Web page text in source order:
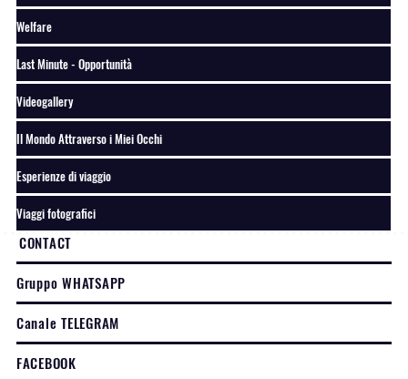
Welfare
Last Minute - Opportunità
Videogallery
Il Mondo Attraverso i Miei Occhi
Esperienze di viaggio
Viaggi fotografici
CONTACT
Gruppo WHATSAPP
Canale TELEGRAM
FACEBOOK